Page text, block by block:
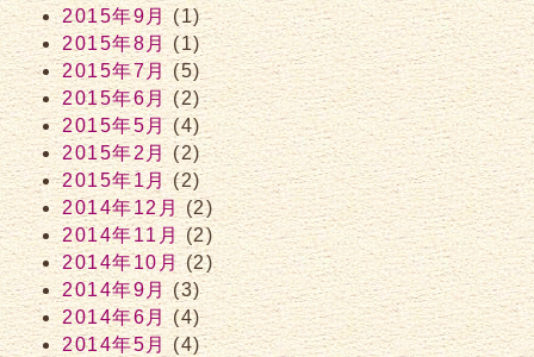
2015年9月(1)
2015年8月(1)
2015年7月(5)
2015年6月(2)
2015年5月(4)
2015年2月(2)
2015年1月(2)
2014年12月 (2)
2014年11月(2)
2014年10月(2)
2014年9月(3)
2014年6月(4)
2014年5月(4)